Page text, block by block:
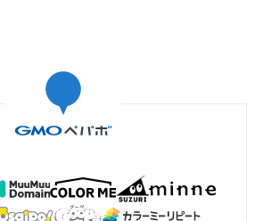
関する契約（以下「参加契約」
。）が成立するものとします。
込者に対し、第１項に基づく参
査のため必要な資料の提出を求
ります。申込者は、当社から